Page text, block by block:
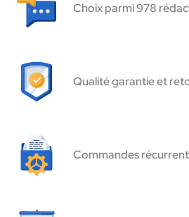
Choix parmi 978
Qualité garantie et
Commandes